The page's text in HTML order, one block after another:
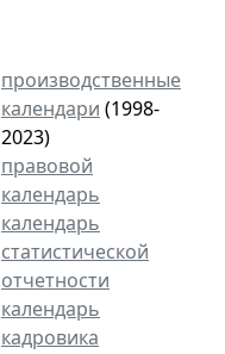
производственные
календари (1998-
2023)
правовой
календарь
календарь
статистической
отчетности
календарь
кадровика